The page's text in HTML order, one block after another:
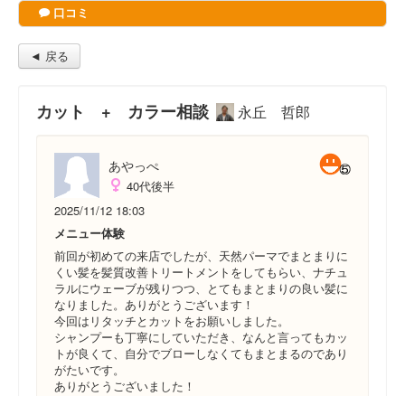
口コミ
◄ 戻る
カット + カラー相談 永丘 哲郎
あやっぺ
40代後半
2025/11/12 18:03
メニュー体験
前回が初めての来店でしたが、天然パーマでまとまりに
くい髪を髪質改善トリートメントをしてもらい、ナチュ
ラルにウェーブが残りつつ、とてもまとまりの良い髪に
なりました。ありがとうございます！
今回はリタッチとカットをお願いしました。
シャンプーも丁寧にしていただき、なんと言ってもカッ
トが良くて、自分でブローしなくてもまとまるのであり
がたいです。
ありがとうございました！